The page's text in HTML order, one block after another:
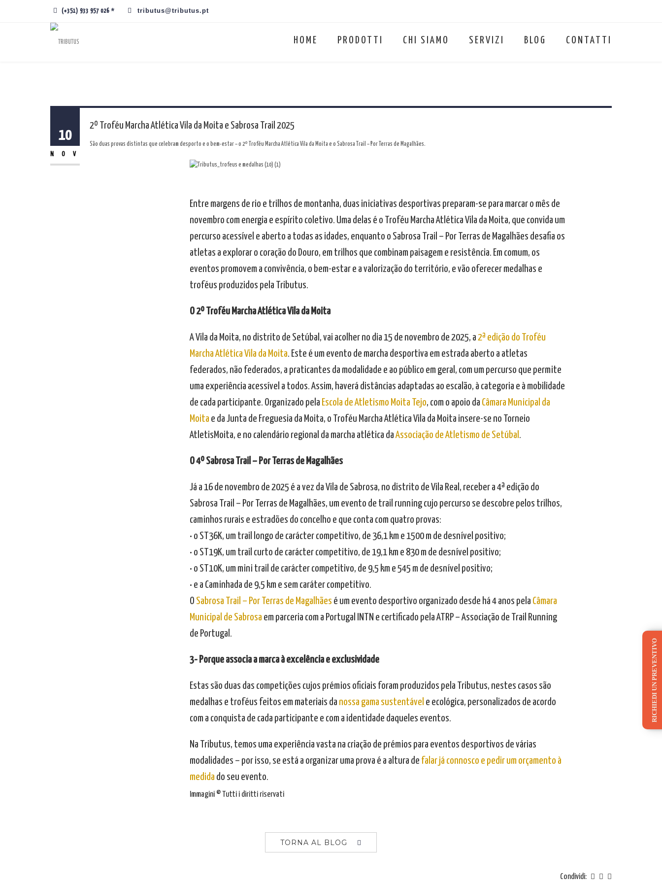
(+351) 933 957 026 * tributus@tributus.pt
HOME PRODOTTI CHI SIAMO SERVIZI BLOG CONTATTI
10
NOV
2º Troféu Marcha Atlética Vila da Moita e Sabrosa Trail 2025
São duas provas distintas que celebram desporto e o bem-estar – o 2º Troféu Marcha Atlética Vila da Moita e o Sabrosa Trail – Por Terras de Magalhães.
Entre margens de rio e trilhos de montanha, duas iniciativas desportivas preparam-se para marcar o mês de
novembro com energia e espírito coletivo. Uma delas é o Troféu Marcha Atlética Vila da Moita, que convida um
percurso acessível e aberto a todas as idades, enquanto o Sabrosa Trail – Por Terras de Magalhães desafia os
atletas a explorar o coração do Douro, em trilhos que combinam paisagem e resistência. Em comum, os
eventos promovem a convivência, o bem-estar e a valorização do território, e vão oferecer medalhas e
troféus produzidos pela Tributus.
O 2º Troféu Marcha Atlética Vila da Moita
A Vila da Moita, no distrito de Setúbal, vai acolher no dia 15 de novembro de 2025, a 2ª edição do Troféu
Marcha Atlética Vila da Moita. Este é um evento de marcha desportiva em estrada aberto a atletas
federados, não federados, a praticantes da modalidade e ao público em geral, com um percurso que permite
uma experiência acessível a todos. Assim, haverá distâncias adaptadas ao escalão, à categoria e à mobilidade
de cada participante. Organizado pela Escola de Atletismo Moita Tejo, com o apoio da Câmara Municipal da
Moita e da Junta de Freguesia da Moita, o Troféu Marcha Atlética Vila da Moita insere-se no Torneio
AtletisMoita, e no calendário regional da marcha atlética daAssociação de Atletismo de Setúbal .
O 4º Sabrosa Trail – Por Terras de Magalhães
Já a 16 de novembro de 2025 é a vez da Vila de Sabrosa, no distrito de Vila Real, receber a 4ª edição do
Sabrosa Trail – Por Terras de Magalhães, um evento de trail running cujo percurso se descobre pelos trilhos,
caminhos rurais e estradões do concelho e que conta com quatro provas:
• o ST36K, um trail longo de carácter competitivo, de 36,1 km e 1500 m de desnível positivo;
• o ST19K, um trail curto de carácter competitivo, de 19,1 km e 830 m de desnível positivo;
• o ST10K, um mini trail de carácter competitivo, de 9,5 km e 545 m de desnível positivo;
• e a Caminhada de 9,5 km e sem caráter competitivo.
O Sabrosa Trail – Por Terras de Magalhães é um evento desportivo organizado desde há 4 anos pela Câmara
Municipal de Sabrosa em parceria com a Portugal INTN e certificado pela ATRP – Associação de Trail Running
de Portugal.
3- Porque associa a marca à excelência e exclusividade
Estas são duas das competições cujos prémios oficiais foram produzidos pela Tributus, nestes casos são
medalhas e troféus feitos em materiais da nossa gama sustentável e ecológica, personalizados de acordo
com a conquista de cada participante e com a identidade daqueles eventos.
Na Tributus, temos uma experiência vasta na criação de prémios para eventos desportivos de várias
modalidades – por isso, se está a organizar uma prova é a altura de falar já connosco e pedir um orçamento à
medida do seu evento.
Immagini © Tutti i diritti riservati
TORNA AL BLOG
Condividi:
RICHIEDI UN PREVENTIVO